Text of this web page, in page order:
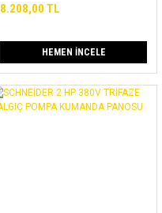
8.208,00 TL
HEMEN İNCELE